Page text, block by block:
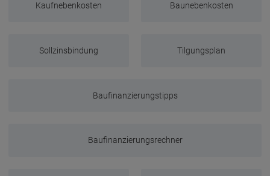
Kaufnebenkosten Baunebenkosten
Sollzinsbindung Tilgungsplan
Baufinanzierungstipps
Baufinanzierungsrechner